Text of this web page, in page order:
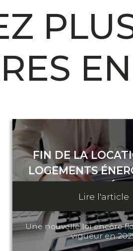
FIN DE LA
LOGEMENTS
Une nouvelle loi encore
vigueur en
Lire l'article